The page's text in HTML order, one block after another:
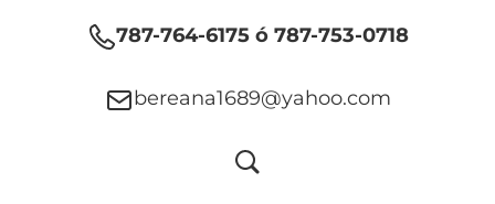
787-764-6175 ó 787-753-0718
bereana1689@yahoo.com